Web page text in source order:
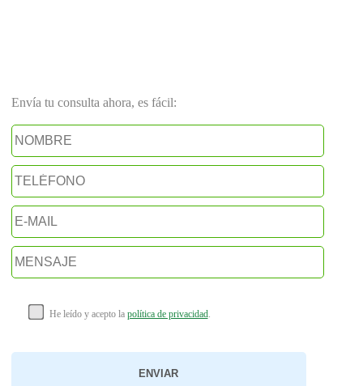
Envía tu consulta ahora, es fácil:
He leído y acepto la política de privacidad.